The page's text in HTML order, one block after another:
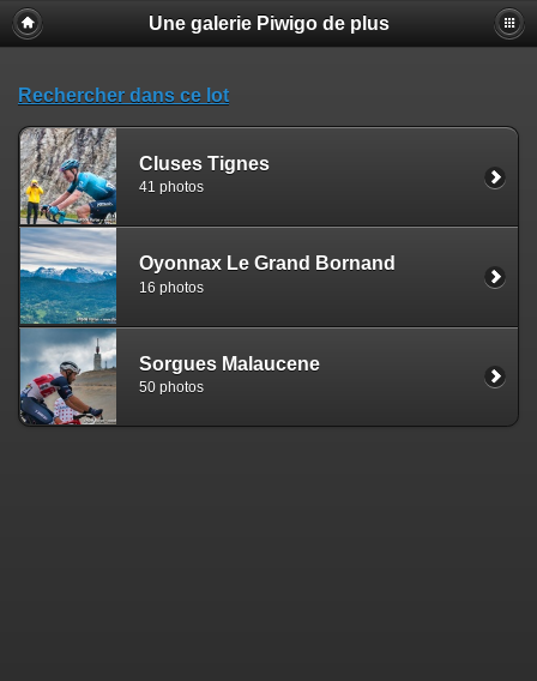
Une galerie Piwigo de plus
Rechercher dans ce lot
Cluses Tignes
41 photos
Oyonnax Le Grand Bornand
16 photos
Sorgues Malaucene
50 photos